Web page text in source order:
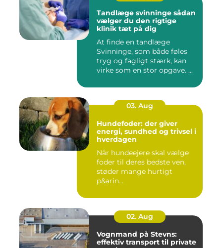
Tandlæge svinninge sådan
vælger du den rigtige
klinik tæt på dig
At finde en tandlæge
Svinninge, som både føles
tryg og fagligt stærk, kan
virke som en stor opgave. ...
03. Aug
Hundefoder: der giver
energi, sundhed og trivsel i
hverdagen
Når hundeejere skal vælge
foder til deres bedste ven,
støder mange hurtigt
p&arin...
02. Aug
Vognmand på Stevns:
effektiv transport til private